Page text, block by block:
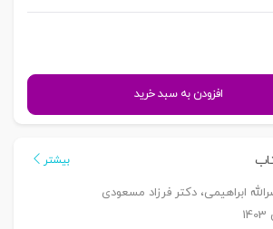
افزودن به سبد خرید
بیشتر
ابراهیمی، دکتر فرزاد مسعودی